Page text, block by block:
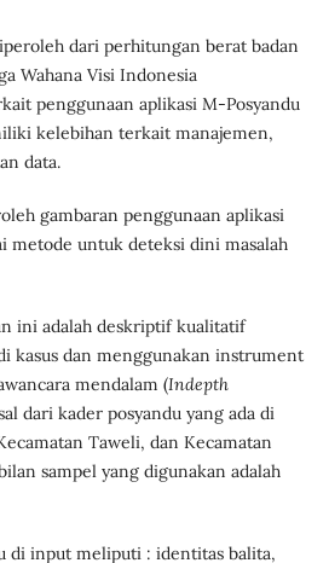
dari perhitungan berat badan
Wahana Visi Indonesia
penggunaan aplikasi M-Posyandu
kelebihan terkait manajemen,
data.
gambaran penggunaan aplikasi
metode untuk deteksi dini masalah
ini adalah deskriptif kualitatif
kasus dan menggunakan instrument
mendalam (Indepth
dari kader posyandu yang ada di
Taweli, dan Kecamatan
sampel yang digunakan adalah
di input meliputi : identitas balita,